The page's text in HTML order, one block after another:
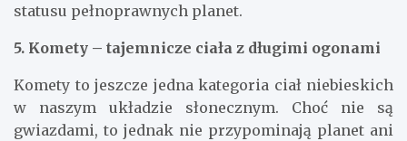
statusu pełnoprawnych planet.
5. Komety – tajemnicze ciała z długimi ogonami
Komety to jeszcze jedna kategoria ciał niebieskich
w naszym układzie słonecznym. Choć nie są
gwiazdami, to jednak nie przypominają planet ani